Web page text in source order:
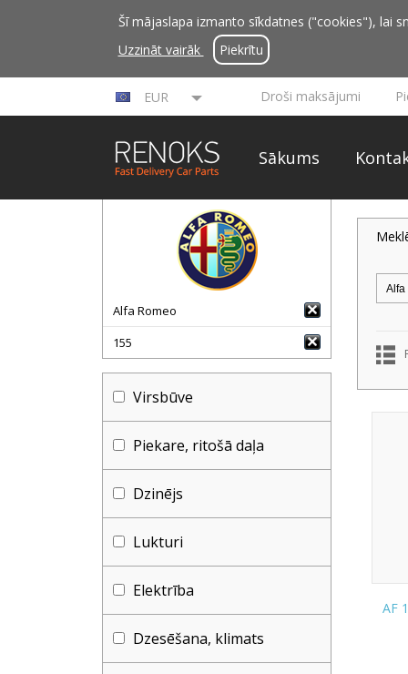
Šī mājaslapa izmanto sīkdatnes ("cookies"), lai
Uzzināt vairāk
Piekrītu
EUR Droši maksājumi
Sākums
Alfa Romeo
155
Virsbūve
Piekare, ritošā daļa
Dzinējs
Lukturi
Elektrība
Dzesēšana, klimats
AF